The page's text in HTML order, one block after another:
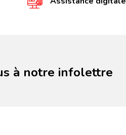
à notre infolettre